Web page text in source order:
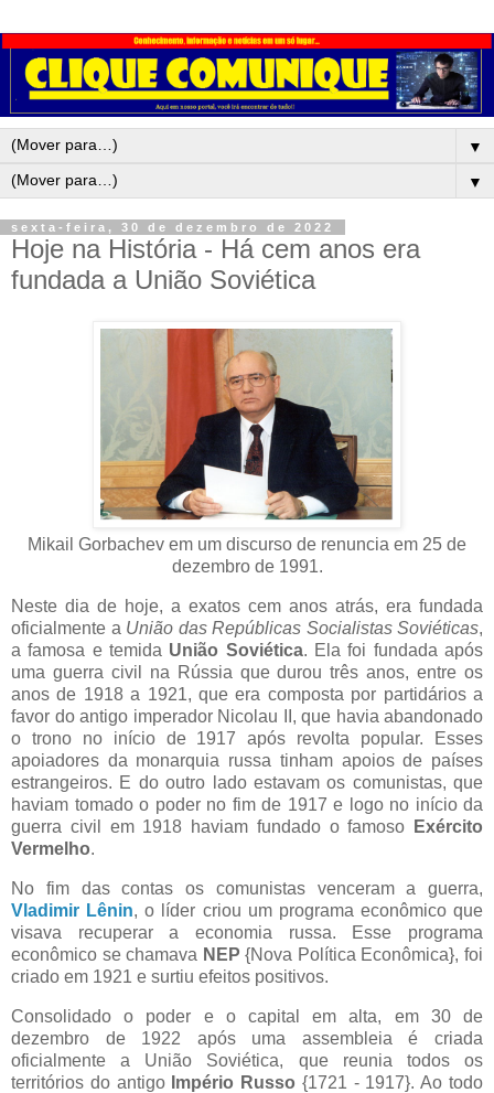
▼
▼
sexta-feira, 30 de dezembro de 2022
Hoje na História - Há cem anos era
fundada a União Soviética
Mikail Gorbachev em um discurso de renuncia em 25 de
dezembro de 1991.
Neste dia de hoje, a exatos cem anos atrás, era fundada
oficialmente a União das Repúblicas Socialistas Soviéticas,
a famosa e temida União Soviética. Ela foi fundada após
uma guerra civil na Rússia que durou três anos, entre os
anos de 1918 a 1921, que era composta por partidários a
favor do antigo imperador Nicolau II, que havia abandonado
o trono no início de 1917 após revolta popular. Esses
apoiadores da monarquia russa tinham apoios de países
estrangeiros. E do outro lado estavam os comunistas, que
haviam tomado o poder no fim de 1917 e logo no início da
guerra civil em 1918 haviam fundado o famoso
Exército
Vermelho.
No fim das contas os comunistas venceram a guerra,
Vladimir Lênin, o líder criou um programa econômico que
visava recuperar a economia russa. Esse programa
econômico se chamava NEP{Nova Política Econômica}, foi
criado em 1921 e surtiu efeitos positivos.
Consolidado o poder e o capital em alta, em 30 de
dezembro de 1922 após uma assembleia é criada
oficialmente a União Soviética, que reunia todos os
territórios do antigo Império Russo {1721 - 1917}. Ao todo